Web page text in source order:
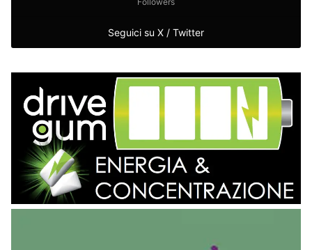
Seguici su X / Twitter